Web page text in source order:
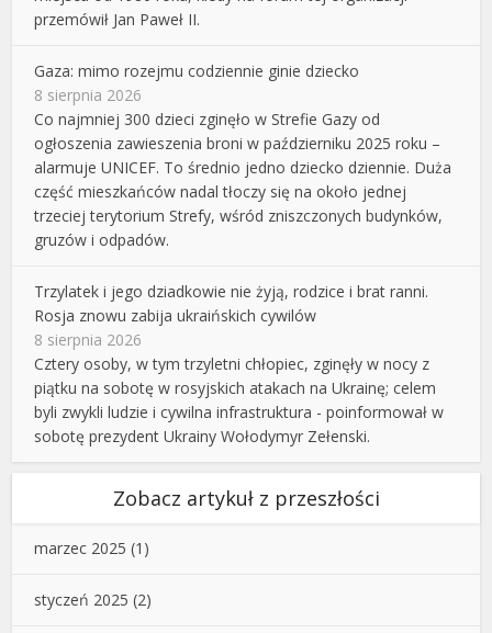
przemówił Jan Paweł II.
Gaza: mimo rozejmu codziennie ginie dziecko
8 sierpnia 2026
Co najmniej 300 dzieci zginęło w Strefie Gazy od
ogłoszenia zawieszenia broni w październiku 2025 roku –
alarmuje UNICEF. To średnio jedno dziecko dziennie. Duża
część mieszkańców nadal tłoczy się na około jednej
trzeciej terytorium Strefy, wśród zniszczonych budynków,
gruzów i odpadów.
Trzylatek i jego dziadkowie nie żyją, rodzice i brat ranni.
Rosja znowu zabija ukraińskich cywilów
8 sierpnia 2026
Cztery osoby, w tym trzyletni chłopiec, zginęły w nocy z
piątku na sobotę w rosyjskich atakach na Ukrainę; celem
byli zwykli ludzie i cywilna infrastruktura - poinformował w
sobotę prezydent Ukrainy Wołodymyr Zełenski.
Zobacz artykuł z przeszłości
marzec 2025 (1)
styczeń 2025 (2)